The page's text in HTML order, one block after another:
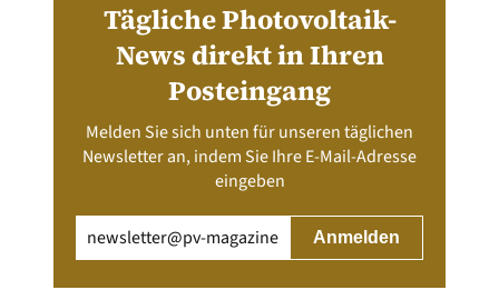
Tägliche Photovoltaik-
News direkt in Ihren
Posteingang
Melden Sie sich unten für unseren täglichen
Newsletter an, indem Sie Ihre E-Mail-Adresse
eingeben
(erforderlich)